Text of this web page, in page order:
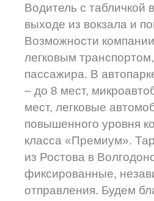
Водитель с табличкой
выходе из вокзала и
Возможности
легковым
пассажира. В
– до 8 мест,
мест, легковые
повышенного уровня
класса «Премиум».
из Ростова в
фиксированные,
отправления. Будем